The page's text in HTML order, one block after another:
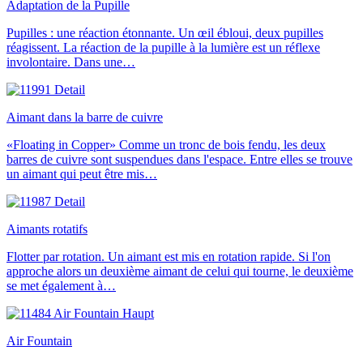
Adaptation de la Pupille
Pupilles : une réaction étonnante. Un œil ébloui, deux pupilles
réagissent. La réaction de la pupille à la lumière est un réflexe
involontaire. Dans une…
Aimant dans la barre de cuivre
«Floating in Copper» Comme un tronc de bois fendu, les deux
barres de cuivre sont suspendues dans l'espace. Entre elles se trouve
un aimant qui peut être mis…
Aimants rotatifs
Flotter par rotation. Un aimant est mis en rotation rapide. Si l'on
approche alors un deuxième aimant de celui qui tourne, le deuxième
se met également à…
Air Fountain